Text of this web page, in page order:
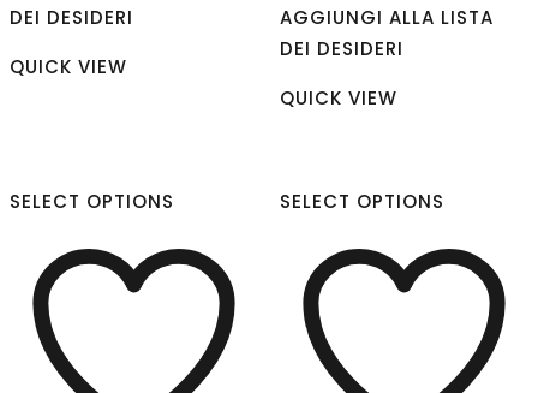
DEI DESIDERI
QUICK VIEW
AGGIUNGI ALLA LISTA
DEI DESIDERI
QUICK VIEW
SELECT OPTIONS SELECT OPTIONS